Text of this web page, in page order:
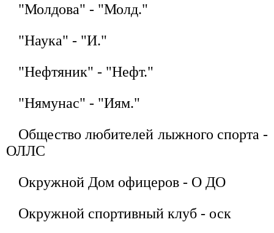
"Молдова" - "Молд."
"Наука" - "И."
"Нефтяник" - "Нефт."
"Нямунас" - "Иям."
Общество любителей лыжного спорта -
ОЛЛС
Окружной Дом офицеров - О ДО
Окружной спортивный клуб - оск